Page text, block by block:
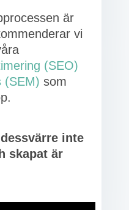
är
vi
(SEO)
(SEM) som
inte
skapat är